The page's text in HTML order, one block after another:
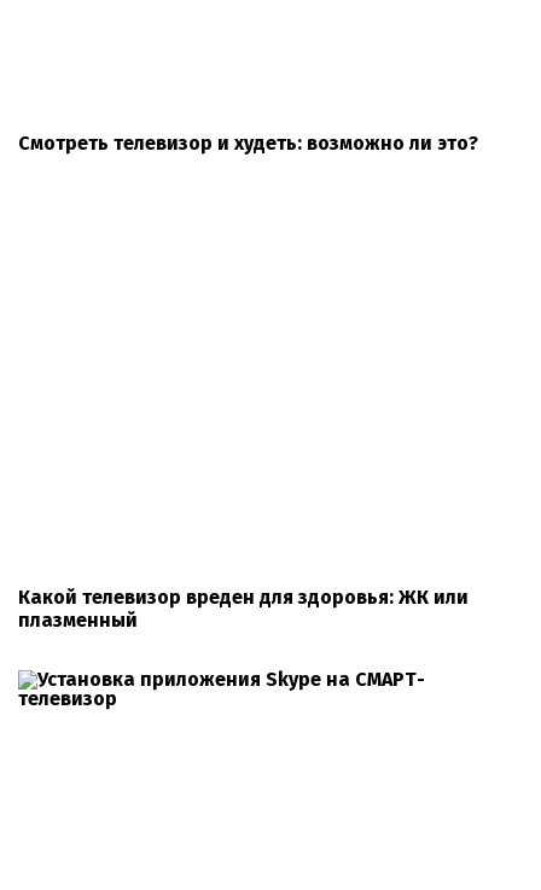
Смотреть телевизор и худеть: возможно ли это?
Какой телевизор вреден для здоровья: ЖК или
плазменный